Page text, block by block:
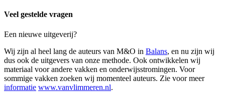
Veel gestelde vragen
Een nieuwe uitgeverij?
Wij zijn al heel lang de auteurs van M&O in Balans, en nu zijn wij
dus ook de uitgevers van onze methode. Ook ontwikkelen wij
materiaal voor andere vakken en onderwijsstromingen. Voor
sommige vakken zoeken wij momenteel auteurs. Zie voor meer
informatie www.vanvlimmeren.nl.